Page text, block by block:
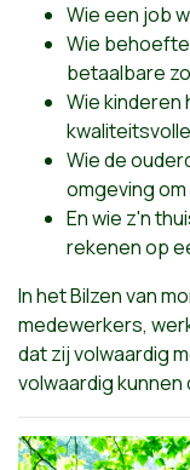
Wie een job
Wie
betaalbare
Wie
Wie de
omgeving
En wie z'n
rekenen op
In het Bilzen van
medewerkers,
dat zij volwaardig
volwaardig kunnen